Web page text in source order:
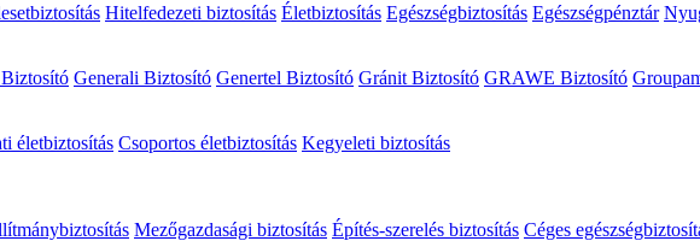
Hitelfedezeti biztosítás Életbiztosítás Egészségbiztosítás Egészségpénztár
Generali Biztosító Genertel Biztosító Gránit Biztosító GRAWE Biztosító
életbiztosítás Csoportos életbiztosítás Kegyeleti biztosítás
Mezőgazdasági biztosítás Építés-szerelés biztosítás Céges